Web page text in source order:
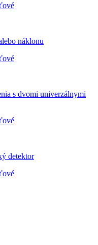
náklonu
s dvomi univerzálnymi
detektor